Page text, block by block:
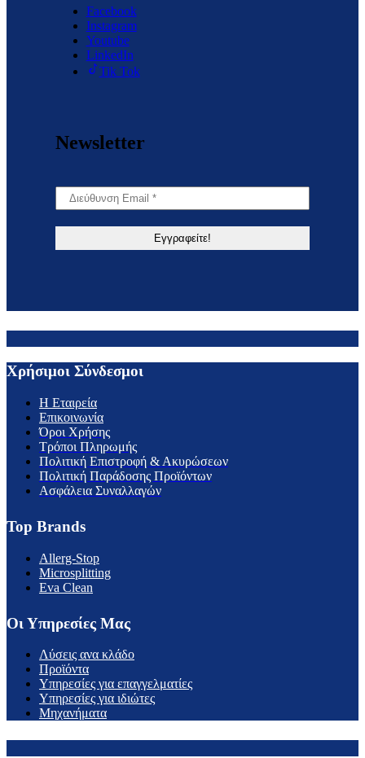
Facebook
Instagram
Youtube
LinkedIn
Tik Tok
Newsletter
Χρήσιμοι Σύνδεσμοι
H Εταιρεία
Επικοινωνία
Όροι Χρήσης
Τρόποι Πληρωμής
Πολιτική Επιστροφή & Ακυρώσεων
Πολιτική Παράδοσης Προϊόντων
Ασφάλεια Συναλλαγών
Top Brands
Allerg-Stop
Microsplitting
Eva Clean
Οι Υπηρεσίες Μας
Λύσεις ανα κλάδο
Προϊόντα
Υπηρεσίες για επαγγελματίες
Υπηρεσίες για ιδιώτες
Μηχανήματα